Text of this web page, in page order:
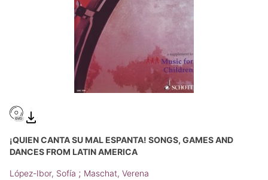
¡QUIEN CANTA SU MAL ESPANTA! SONGS, GAMES AND
DANCES FROM LATIN AMERICA
López-Ibor, Sofía ; Maschat, Verena